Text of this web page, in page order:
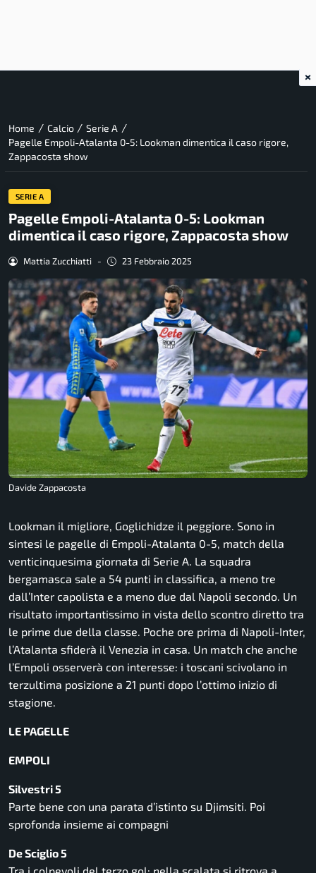
Home / Calcio / Serie A /
Pagelle Empoli-Atalanta 0-5: Lookman dimentica il caso rigore,
Zappacosta show
SERIE A
Pagelle Empoli-Atalanta 0-5: Lookman
dimentica il caso rigore, Zappacosta show
Mattia Zucchiatti - 23 Febbraio 2025
Davide Zappacosta
Lookman il migliore, Goglichidze il peggiore. Sono in
sintesi le pagelle di Empoli-Atalanta 0-5, match della
venticinquesima giornata di Serie A. La squadra
bergamasca sale a 54 punti in classifica, a meno tre
dall’Inter capolista e a meno due dal Napoli secondo. Un
risultato importantissimo in vista dello scontro diretto tra
le prime due della classe. Poche ore prima di Napoli-Inter,
l’Atalanta sfiderà il Venezia in casa. Un match che anche
l’Empoli osserverà con interesse: i toscani scivolano in
terzultima posizione a 21 punti dopo l’ottimo inizio di
stagione.
LE PAGELLE
EMPOLI
Silvestri 5
Parte bene con una parata d’istinto su Djimsiti. Poi
sprofonda insieme ai compagni
De Sciglio 5
×